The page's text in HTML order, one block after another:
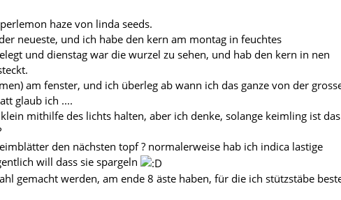
haze von linda seeds.
neueste, und ich habe den kern am montag in feuchtes
und dienstag war die wurzel zu sehen, und hab den kern in nen
am fenster, und ich überleg ab wann ich das ganze von der
glaub ich ....
mithilfe des lichts halten, aber ich denke, solange keimling ist das
den nächsten topf ? normalerweise hab ich indica lastige
will dass sie spargeln
gemacht werden, am ende 8 äste haben, für die ich stützstäbe